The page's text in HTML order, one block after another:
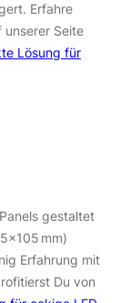
Erfahre
unserer Seite
Lösung für
gestaltet
mm)
Erfahrung mit
Du von